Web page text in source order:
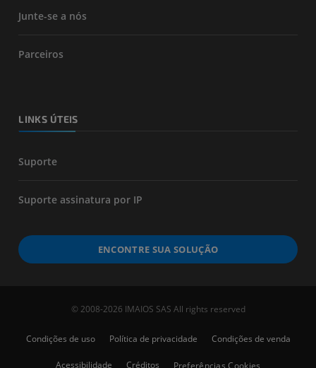
Junte-se a nós
Parceiros
LINKS ÚTEIS
Suporte
Suporte assinatura por IP
ENCONTRE SUA SOLUÇÃO
© 2008-2026 IMAIOS SAS All rights reserved
Condições de uso Política de privacidade Condições de venda
Acessibilidade Créditos Preferências Cookies